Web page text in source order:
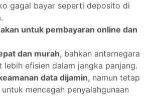
gagal bayar seperti deposito di
untuk pembayaran online dan
dan murah, bahkan antarnegara
lebih efisien dalam jangka panjang.
data dijamin, namun tetap
mencegah penyalahgunaan